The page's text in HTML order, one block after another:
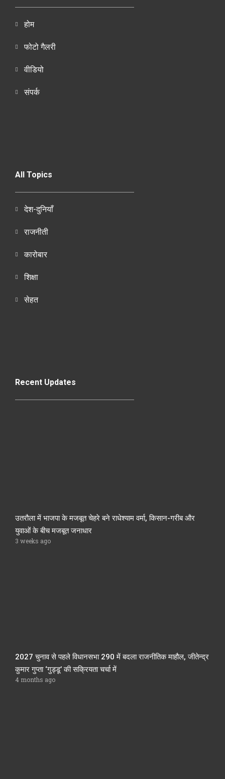
होम
फोटो गैलरी
वीडियो
संपर्क
All Topics
देश-दुनियाँ
राजनीती
कारोबार
शिक्षा
सेहत
Recent Updates
उतरौला में भाजपा के मजबूत चेहरे बने राधेश्याम वर्मा, किसान-गरीब और
युवाओं के बीच मजबूत जनाधार
3 weeks ago
2027 चुनाव से पहले विधानसभा 290 में बदला राजनीतिक माहौल, जीतेन्द्र
कुमार गुप्ता ‘गुड्डू’ की सक्रियता चर्चा में
4 months ago